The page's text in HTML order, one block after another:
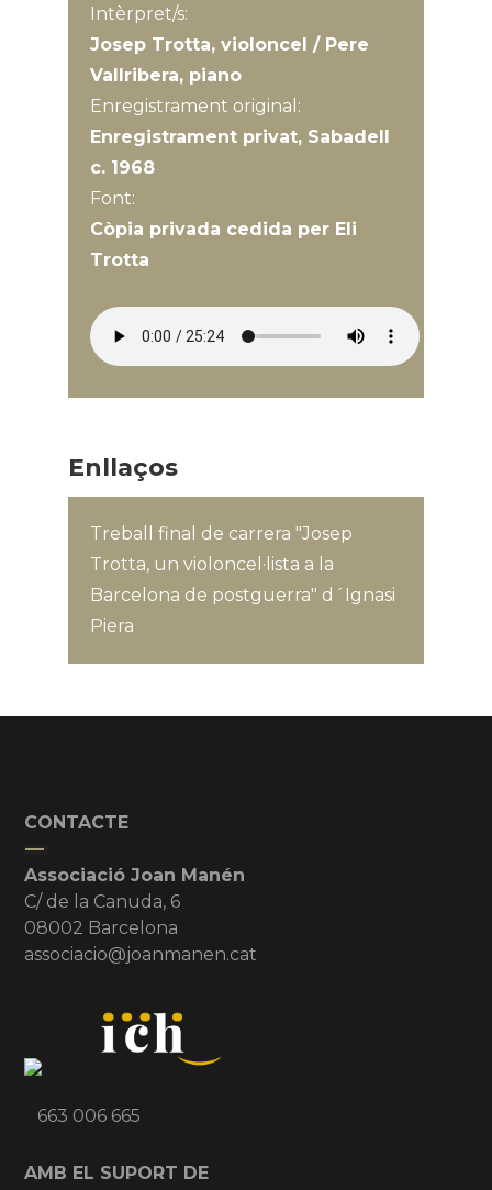
Intèrpret/s:
Josep Trotta, violoncel / Pere
Vallribera, piano
Enregistrament original:
Enregistrament privat, Sabadell
c. 1968
Font:
Còpia privada cedida per Eli
Trotta
Enllaços
Treball final de carrera "Josep
Trotta, un violoncel·lista a la
Barcelona de postguerra" d´Ignasi
Piera
CONTACTE
Associació Joan Manén
C/ de la Canuda, 6
08002 Barcelona
associacio@joanmanen.cat
663 006 665
AMB EL SUPORT DE